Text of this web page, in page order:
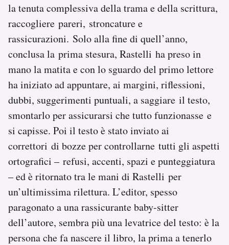
la tenuta complessiva della trama e della scrittura,
raccogliere pareri, stroncature e
rassicurazioni. Solo alla fine di quell’anno,
conclusa la prima stesura, Rastelli ha preso in
mano la matita e con lo sguardo del primo lettore
ha iniziato ad appuntare, ai margini, riflessioni,
dubbi, suggerimenti puntuali, a saggiare il testo,
smontarlo per assicurarsi che tutto funzionasse e
si capisse. Poi il testo è stato inviato ai
correttori di bozze per controllarne tutti gli aspetti
ortografici – refusi, accenti, spazi e punteggiatura
– ed è ritornato tra le mani di Rastelli per
un’ultimissima rilettura. L’editor, spesso
paragonato a una rassicurante baby-sitter
dell’autore, sembra più una levatrice del testo: è la
persona che fa nascere il libro, la prima a tenerlo